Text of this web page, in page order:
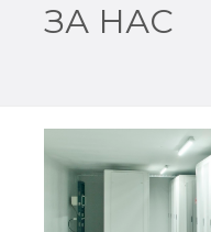
ПРОМОЦИИ
ЗА НАС